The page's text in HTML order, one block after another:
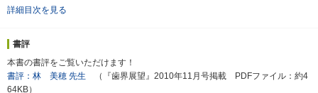
詳細目次を見る
書評
本書の書評をご覧いただけます！
書評：林 美穂 先生 （『歯界展望』2010年11月号掲載 PDFファイル：約4
64KB）